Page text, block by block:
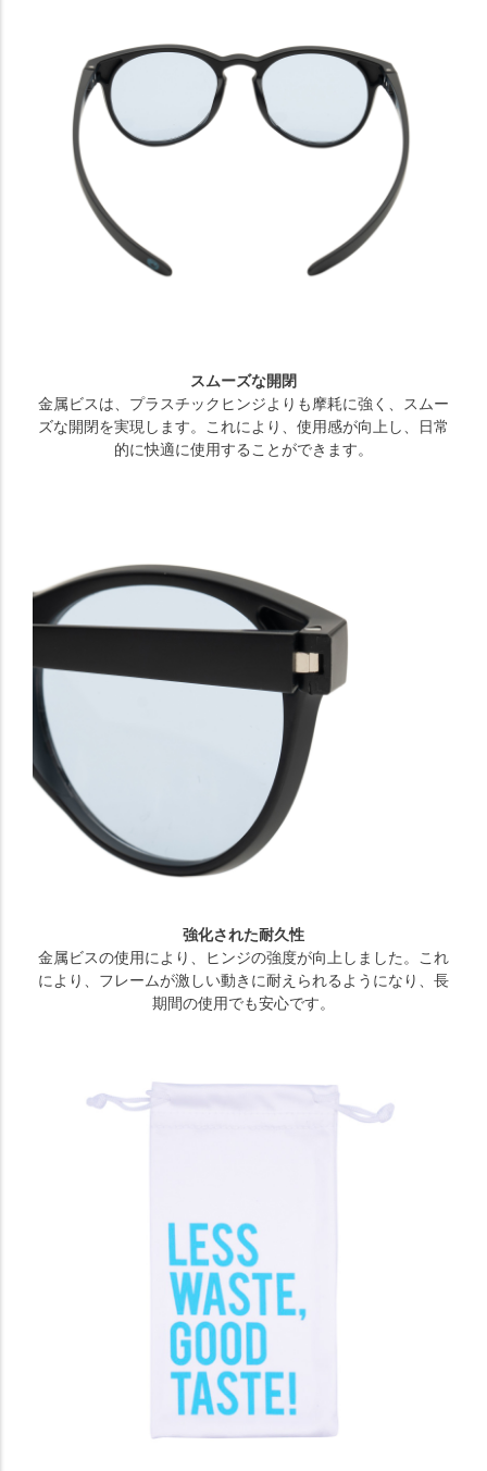
スムーズな開閉
金属ビスは、プラスチックヒンジよりも摩耗に強く、スムー
ズな開閉を実現します。これにより、使用感が向上し、日常
的に快適に使用することができます。
強化された耐久性
金属ビスの使用により、ヒンジの強度が向上しました。これ
により、フレームが激しい動きに耐えられるようになり、長
期間の使用でも安心です。